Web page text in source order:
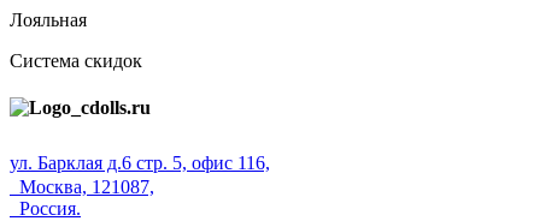
Лояльная
Система скидок
ул. Барклая д.6 стр. 5, офис 116,
Москва, 121087,
Россия.